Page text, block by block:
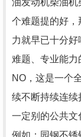
油发动机柴油机
个难题提的好
力就早已十分
难题、专业能力
NO，这是一个
续不断持续连续
一定别的公共文
例如：园钢不锈